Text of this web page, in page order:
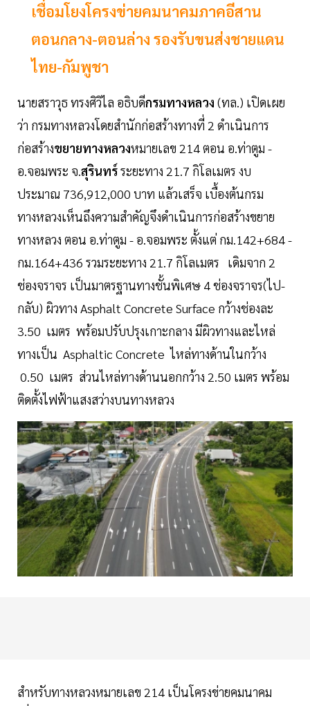
เชื่อมโยงโครงข่ายคมนาคมภาคอีสาน
ตอนกลาง-ตอนล่าง รองรับขนส่งชายแดน
ไทย-กัมพูชา
นายสราวุธ ทรงศิวิไล อธิบดีกรมทางหลวง (ทล.) เปิดเผย
ว่า กรมทางหลวงโดยสำนักก่อสร้างทางที่ 2 ดำเนินการ
ก่อสร้างขยายทางหลวงหมายเลข 214 ตอน อ.ท่าตูม -
อ.จอมพระ จ.สุรินทร์ระยะทาง 21.7 กิโลเมตร งบ
ประมาณ 736,912,000 บาท แล้วเสร็จ เบื้องต้นกรม
ทางหลวงเห็นถึงความสำคัญจึงดำเนินการก่อสร้างขยาย
ทางหลวง ตอน อ.ท่าตูม - อ.จอมพระ ตั้งแต่ กม.142+684 -
กม.164+436 รวมระยะทาง 21.7 กิโลเมตร เดิมจาก 2
ช่องจราจร เป็นมาตรฐานทางชั้นพิเศษ 4 ช่องจราจร(ไป-
กลับ) ผิวทาง Asphalt Concrete Surface กว้างช่องละ
3.50 เมตร พร้อมปรับปรุงเกาะกลาง มีผิวทางและไหล่
ทางเป็น Asphaltic Concrete ไหล่ทางด้านในกว้าง
0.50 เมตร ส่วนไหล่ทางด้านนอกกว้าง 2.50 เมตร พร้อม
ติดตั้งไฟฟ้าแสงสว่างบนทางหลวง
สำหรับทางหลวงหมายเลข 214 เป็นโครงข่ายคมนาคม